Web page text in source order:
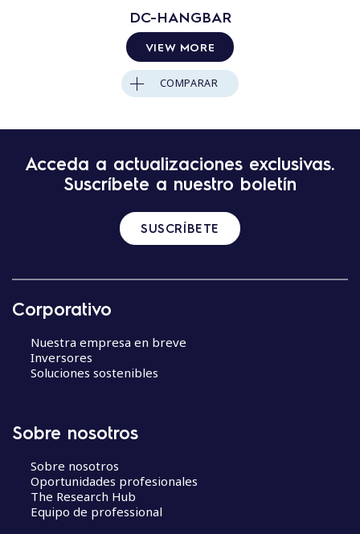
DC-HANGBAR
VIEW MORE
COMPARAR
Acceda a actualizaciones exclusivas.
Suscríbete a nuestro boletín
SUSCRÍBETE
Corporativo
Nuestra empresa en breve
Inversores
Soluciones sostenibles
Sobre nosotros
Sobre nosotros
Oportunidades profesionales
The Research Hub
Equipo de professional